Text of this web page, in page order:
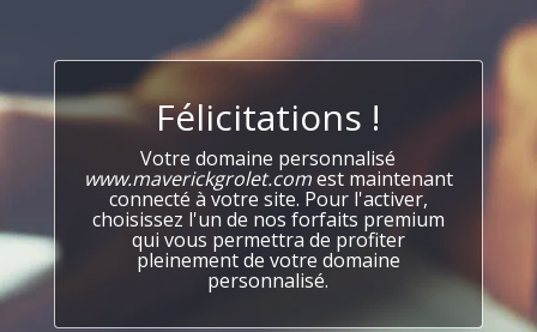
Félicitations !
Votre domaine personnalisé
www.maverickgrolet.comest maintenant
connecté à votre site. Pour l'activer,
choisissez l'un de nos forfaits premium
qui vous permettra de profiter
pleinement de votre domaine
personnalisé.